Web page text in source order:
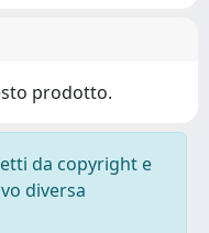
prodotto.
da copyright e
diversa